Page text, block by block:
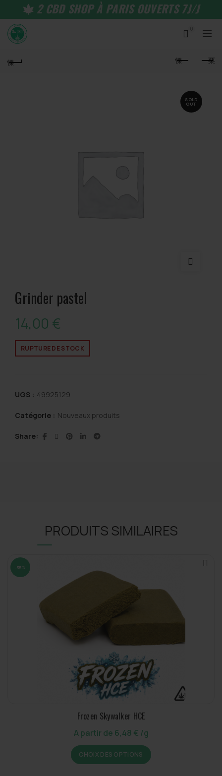
2 CBD SHOP À PARIS OUVERTS 7J/J
SOLD
OUT
Grinder pastel
14,00 €
RUPTURE DE STOCK
UGS : 49925129
Catégorie : Nouveaux produits
Share
PRODUITS SIMILAIRES
-35%
Frozen Skywalker HCE
A partir de 6,48 € /g
CHOIX DES OPTIONS
Ce
produit